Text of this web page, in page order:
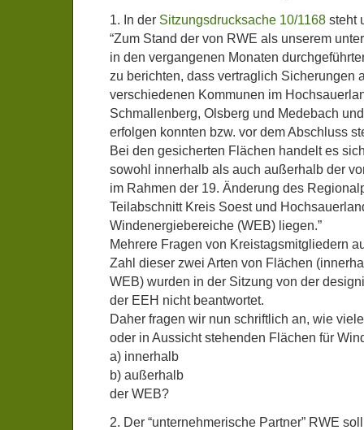
1. In der Sitzungsdrucksache 10/1168 steht
“Zum Stand der von RWE als unserem
in den vergangenen Monaten
zu berichten, dass vertraglich Sicherungen
verschiedenen Kommunen im
Schmallenberg, Olsberg und Medebach
erfolgen konnten bzw. vor dem Abschluss
Bei den gesicherten Flächen handelt es
sowohl innerhalb als auch außerhalb der
im Rahmen der 19. Änderung des
Teilabschnitt Kreis Soest und
Windenergiebereiche (WEB) liegen.”
Mehrere Fragen von Kreistagsmitgliedern
Zahl dieser zwei Arten von Flächen
WEB) wurden in der Sitzung von der
der EEH nicht beantwortet.
Daher fragen wir nun schriftlich an, wie
oder in Aussicht stehenden Flächen für
a) innerhalb
b) außerhalb
der WEB?
2. Der “unternehmerische Partner” RWE